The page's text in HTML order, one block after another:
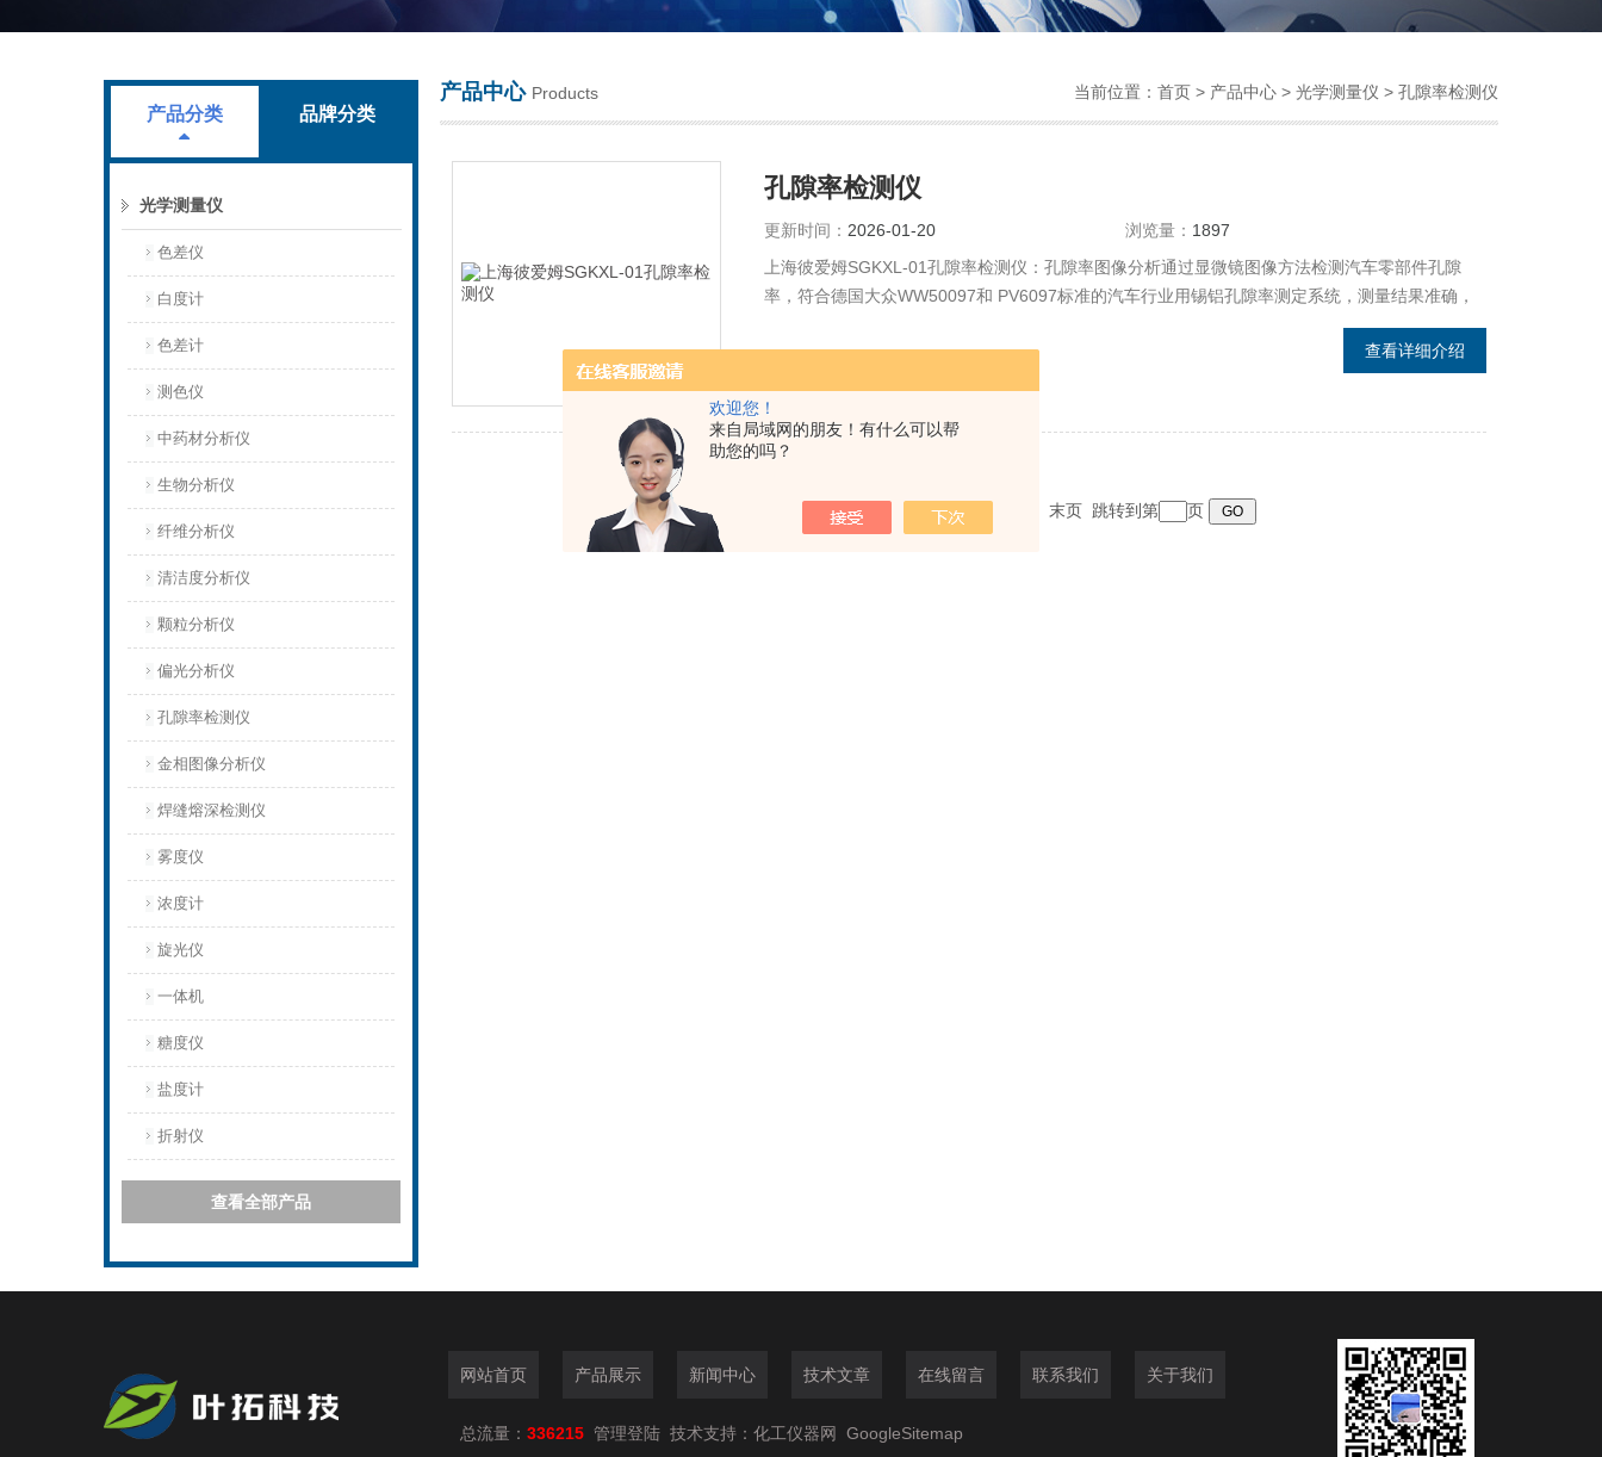
欢迎您！
来自局域网的朋友！有什么可以帮
助您的吗？
产品分类 品牌分类
光学测量仪
色差仪
白度计
色差计
测色仪
中药材分析仪
生物分析仪
纤维分析仪
清洁度分析仪
颗粒分析仪
偏光分析仪
孔隙率检测仪
金相图像分析仪
焊缝熔深检测仪
雾度仪
浓度计
旋光仪
一体机
糖度仪
盐度计
折射仪
查看全部产品
产品中心 Products 当前位置： 首页 > 产品中心 > 光学测量仪 > 孔隙率检测仪
孔隙率检测仪
更新时间： 2026-01-20 浏览量： 1897
上海彼爱姆SGKXL-01孔隙率检测仪：孔隙率图像分析通过显微镜图像方法检测汽车零部件孔隙
率，符合德国大众WW50097和 PV6097标准的汽车行业用锡铝孔隙率测定系统，测量结果准确，
可靠。主要用于分析铝合金和铸铁等铸件的锡造孔限分析，同时也适用于其他材书的孔限分析，孔
隙率图像分析软件配合电动载物台，实现自动扫描，自动对焦自动拼图，自动孔隙测量，数据统
查看详细介绍
共 1 条记录，当前 1 / 1 页 首页 上一页 下一页 末页 跳转到第 页
网站首页 产品展示 新闻中心 技术文章 在线留言 联系我们 关于我们
总流量： 336215 管理登陆 技术支持： 化工仪器网 GoogleSitemap